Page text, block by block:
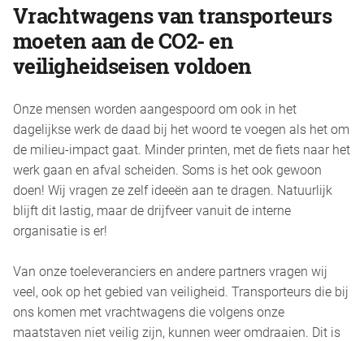
Vrachtwagens van transporteurs
moeten aan de CO2- en
veiligheidseisen voldoen
Onze mensen worden aangespoord om ook in het
dagelijkse werk de daad bij het woord te voegen als het om
de milieu-impact gaat. Minder printen, met de fiets naar het
werk gaan en afval scheiden. Soms is het ook gewoon
doen! Wij vragen ze zelf ideeën aan te dragen. Natuurlijk
blijft dit lastig, maar de drijfveer vanuit de interne
organisatie is er!
Van onze toeleveranciers en andere partners vragen wij
veel, ook op het gebied van veiligheid. Transporteurs die bij
ons komen met vrachtwagens die volgens onze
maatstaven niet veilig zijn, kunnen weer omdraaien. Dit is